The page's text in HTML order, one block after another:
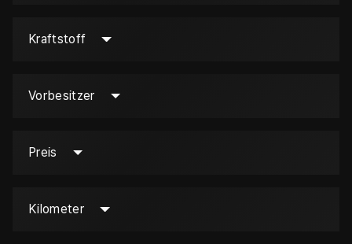
Kraftstoff
Vorbesitzer
Preis
Kilometer